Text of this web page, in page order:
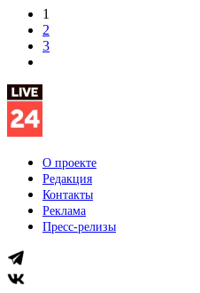
1
2
3
О проекте
Редакция
Контакты
Реклама
Пресс-релизы